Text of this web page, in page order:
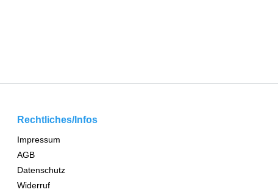
Rechtliches/Infos
Impressum
AGB
Datenschutz
Widerruf